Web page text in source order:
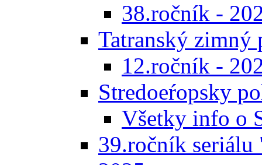
38.ročník -
Tatranský zimný
12.ročník -
Stredoeŕopsky
Všetky info o
39.ročník